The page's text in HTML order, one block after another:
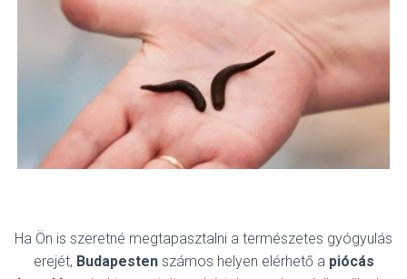
Ha Ön is szeretné megtapasztalni a természetes gyógyulás
erejét, Budapestenszámos helyen elérhető a piócás